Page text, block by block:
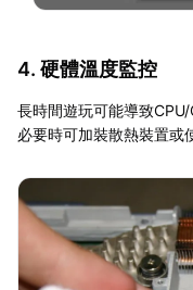
4. 硬體溫度監控
長時間遊玩可能導致
必要時可加裝散熱裝置或